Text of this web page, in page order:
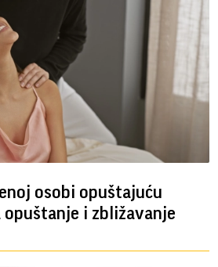
osobi opuštajuću
opuštanje i zbližavanje